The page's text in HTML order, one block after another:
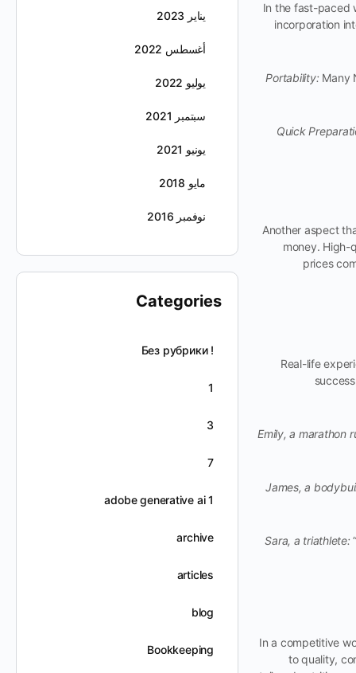
In the fast-paced
incorporation
Portability: Many
Quick
Another aspect
money. High-
prices
Real-life
Emily, a marathon
James, a
Sara, a triathlete:
In a competitive
to quality,
يناير 2023
أغسطس 2022
يوليو 2022
سبتمبر 2021
يونيو 2021
مايو 2018
نوفمبر 2016
Categories
! Без рубрики
1
3
7
adobe generative ai 1
archive
articles
blog
Bookkeeping